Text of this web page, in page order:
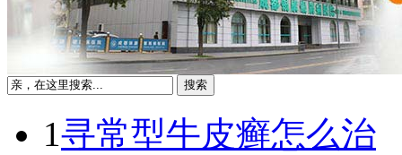
1寻常型牛皮癣怎么治